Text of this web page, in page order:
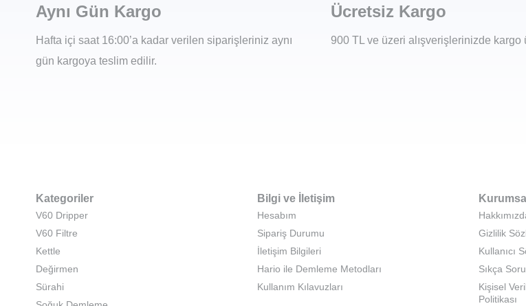
Aynı Gün Kargo
Hafta içi saat 16:00’a kadar verilen siparişleriniz aynı
gün kargoya teslim edilir.
Ücretsiz Kargo
900 TL ve üzeri alışverişlerinizde kargo
Kategoriler
V60 Dripper
V60 Filtre
Kettle
Değirmen
Sürahi
Bilgi ve İletişim
Hesabım
Sipariş Durumu
İletişim Bilgileri
Hario ile Demleme Metodları
Kullanım Kılavuzları
Kurumsal
Gizlilik
Kullanıcı
Sıkça
Kişisel
Politikası